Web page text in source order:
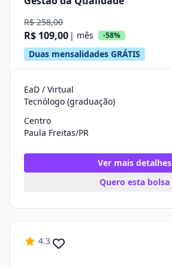
R$ 258,00
R$ 109,00 | mês -58%
Duas mensalidades GRÁTIS
EaD / Virtual
Tecnólogo (graduação)
Centro
Paula Freitas/PR
Ver mais detalhes
Quero esta bolsa
4.3